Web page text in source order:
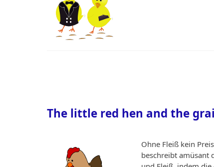
The little red hen and the
Ohne Fleiß kein
beschreibt amüsant